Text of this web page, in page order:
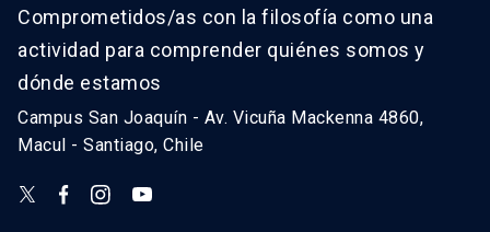
Comprometidos/as con la filosofía como una
actividad para comprender quiénes somos y
dónde estamos
Campus San Joaquín - Av. Vicuña Mackenna 4860,
Macul - Santiago, Chile